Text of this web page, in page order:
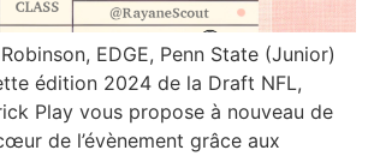
Robinson, EDGE, Penn State (Junior)
édition 2024 de la Draft NFL,
Play vous propose à nouveau de
de l’évènement grâce aux